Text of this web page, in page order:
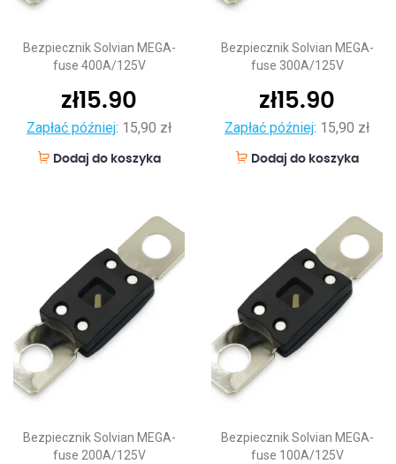
Bezpiecznik Solvian MEGA-
fuse 400A/125V
zł15.90
Zapłać później: 15,90 zł
Dodaj do koszyka
Bezpiecznik Solvian MEGA-
fuse 300A/125V
zł15.90
Zapłać później: 15,90 zł
Dodaj do koszyka
Bezpiecznik Solvian MEGA-
fuse 200A/125V
Bezpiecznik Solvian MEGA-
fuse 100A/125V